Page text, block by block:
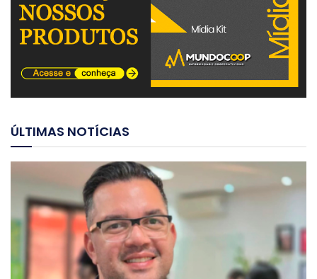
ÚLTIMAS NOTÍCIAS